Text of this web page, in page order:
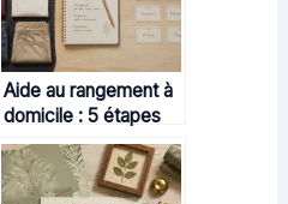
Aide au rangement à
domicile : 5 étapes
pour désencombrer
sans s’épuiser